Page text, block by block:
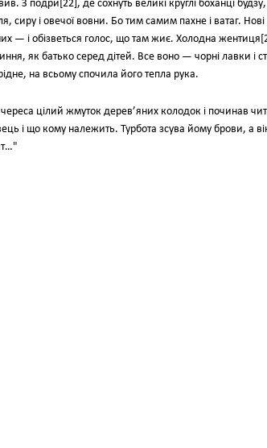
З подри[22], де сохнуть великі круглі боханці будзу,
сиру і овечої вовни. Бо тим самим пахне і ватаг. Нові
— і обізветься голос, що там жиє. Холодна
як батько серед дітей. Все воно — чорні лавки і
на всьому спочила його тепла рука.
цілий жмуток дерев’яних колодок і починав
і що кому належить. Турбота зсува йому брови, а